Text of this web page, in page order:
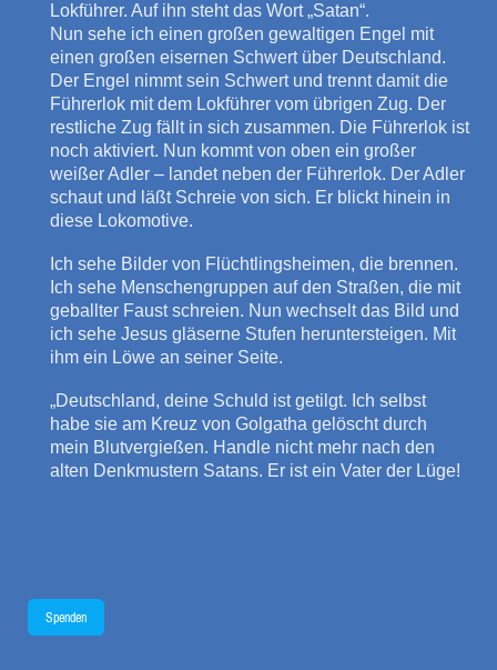
Lokführer. Auf ihn steht das Wort „Satan“.
Nun sehe ich einen großen gewaltigen Engel mit
einen großen eisernen Schwert über Deutschland.
Der Engel nimmt sein Schwert und trennt damit die
Führerlok mit dem Lokführer vom übrigen Zug. Der
restliche Zug fällt in sich zusammen. Die Führerlok ist
noch aktiviert. Nun kommt von oben ein großer
weißer Adler – landet neben der Führerlok. Der Adler
schaut und läßt Schreie von sich. Er blickt hinein in
diese Lokomotive.
Ich sehe Bilder von Flüchtlingsheimen, die brennen.
Ich sehe Menschengruppen auf den Straßen, die mit
geballter Faust schreien. Nun wechselt das Bild und
ich sehe Jesus gläserne Stufen heruntersteigen. Mit
ihm ein Löwe an seiner Seite.
„Deutschland, deine Schuld ist getilgt. Ich selbst
habe sie am Kreuz von Golgatha gelöscht durch
mein Blutvergießen. Handle nicht mehr nach den
alten Denkmustern Satans. Er ist ein Vater der Lüge!
Spenden